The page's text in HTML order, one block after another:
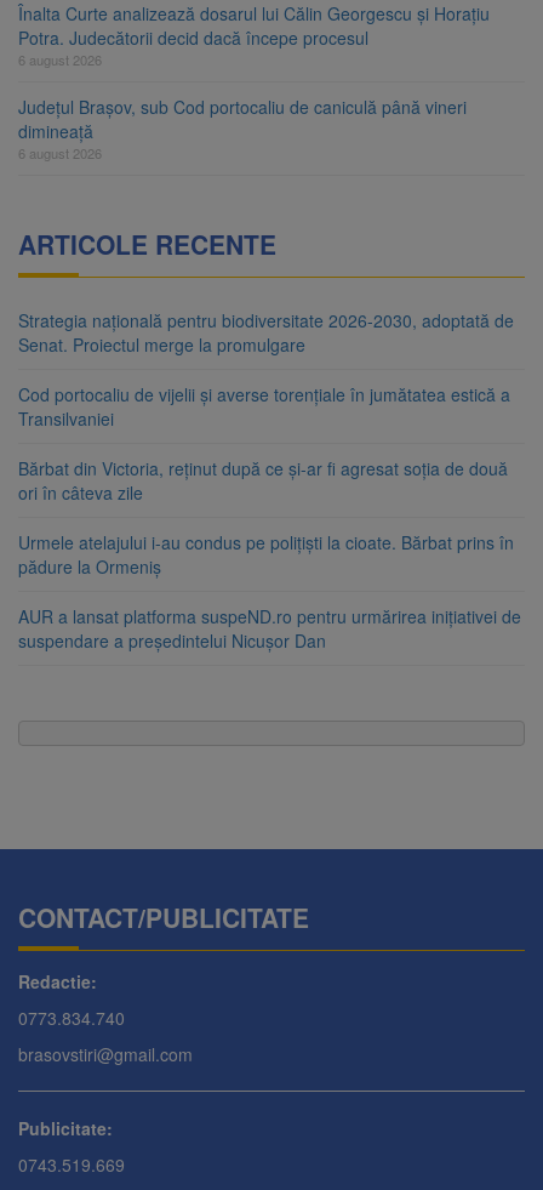
Înalta Curte analizează dosarul lui Călin Georgescu și Horațiu
Potra. Judecătorii decid dacă începe procesul
6 august 2026
Județul Brașov, sub Cod portocaliu de caniculă până vineri
dimineață
6 august 2026
ARTICOLE RECENTE
Strategia națională pentru biodiversitate 2026-2030, adoptată de
Senat. Proiectul merge la promulgare
Cod portocaliu de vijelii și averse torențiale în jumătatea estică a
Transilvaniei
Bărbat din Victoria, reținut după ce și-ar fi agresat soția de două
ori în câteva zile
Urmele atelajului i-au condus pe polițiști la cioate. Bărbat prins în
pădure la Ormeniș
AUR a lansat platforma suspeND.ro pentru urmărirea inițiativei de
suspendare a președintelui Nicușor Dan
CONTACT/PUBLICITATE
Redactie:
0773.834.740
brasovstiri@gmail.com
Publicitate:
0743.519.669